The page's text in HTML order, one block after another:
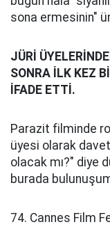
sona ermesinin"
JÜRİ
SONRA İLK KEZ
İFADE ETTİ.
Parazit filminde
üyesi olarak
olacak mı?" diye
burada
74. Cannes Film